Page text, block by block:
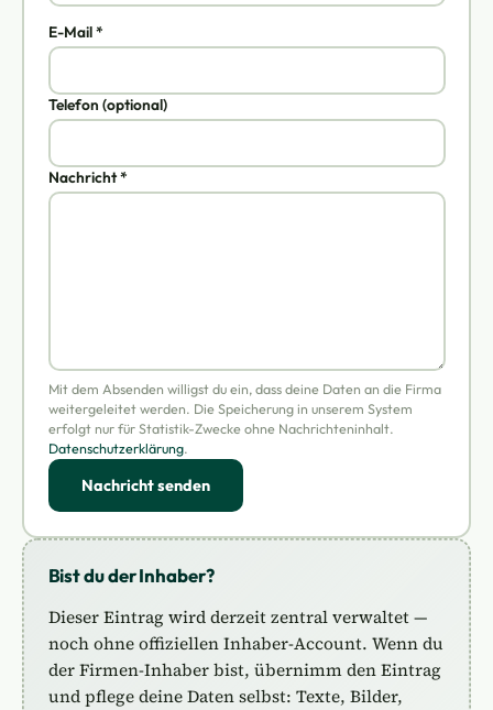
E-Mail *
Telefon (optional)
Nachricht *
Mit dem Absenden willigst du ein, dass deine Daten an die Firma
weitergeleitet werden. Die Speicherung in unserem System
erfolgt nur für Statistik-Zwecke ohne Nachrichteninhalt.
Datenschutzerklärung.
Nachricht senden
Bist du der Inhaber?
Dieser Eintrag wird derzeit zentral verwaltet —
noch ohne offiziellen Inhaber-Account. Wenn du
der Firmen-Inhaber bist, übernimm den Eintrag
und pflege deine Daten selbst: Texte, Bilder,